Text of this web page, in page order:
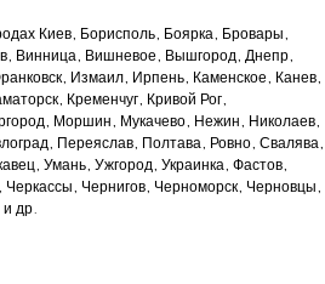
Киев, Борисполь, Боярка, Бровары,
Винница, Вишневое, Вышгород, Днепр,
Измаил, Ирпень, Каменское, Канев,
Кременчуг, Кривой Рог,
Моршин, Мукачево, Нежин, Николаев,
Переяслав, Полтава, Ровно, Свалява,
Умань, Ужгород, Украинка, Фастов,
Чернигов, Черноморск, Черновцы,
и др.